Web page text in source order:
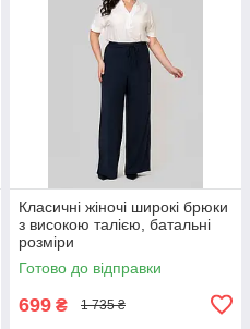
Класичні жіночі широкі брюки
з високою талією, батальні
розміри
Готово до відправки
699 ₴ 1 735 ₴